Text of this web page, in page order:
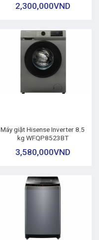
2,300,000VND
Máy giặt Hisense Inverter 8.5
kg WFQP8523BT
3,580,000VND